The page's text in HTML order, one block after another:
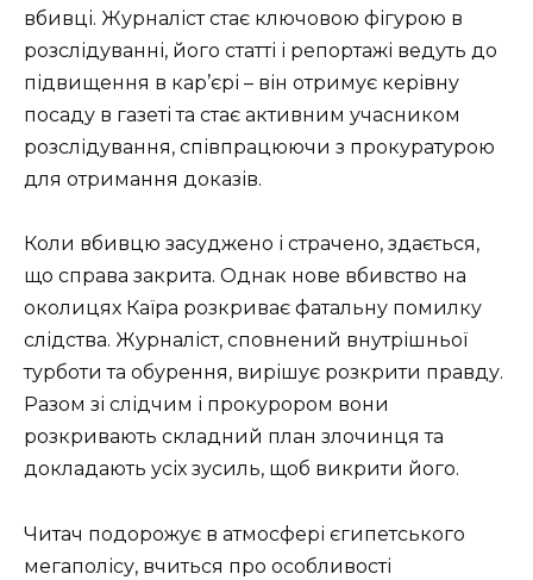
вбивці. Журналіст стає ключовою фігурою в
розслідуванні, його статті і репортажі ведуть до
підвищення в кар’єрі – він отримує керівну
посаду в газеті та стає активним учасником
розслідування, співпрацюючи з прокуратурою
для отримання доказів.
Коли вбивцю засуджено і страчено, здається,
що справа закрита. Однак нове вбивство на
околицях Каїра розкриває фатальну помилку
слідства. Журналіст, сповнений внутрішньої
турботи та обурення, вирішує розкрити правду.
Разом зі слідчим і прокурором вони
розкривають складний план злочинця та
докладають усіх зусиль, щоб викрити його.
Читач подорожує в атмосфері єгипетського
мегаполісу, вчиться про особливості